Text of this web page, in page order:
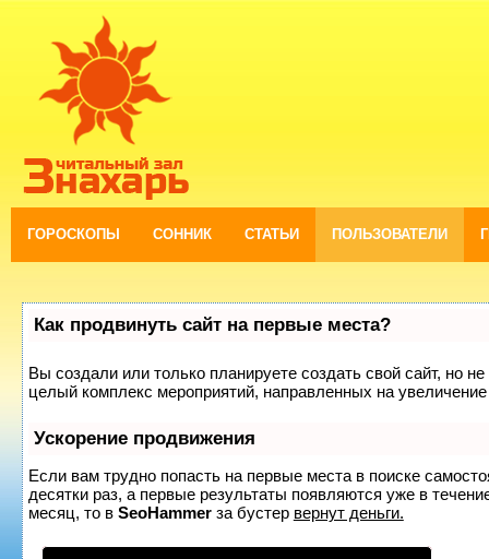
ГОРОСКОПЫ СОННИК СТАТЬИ ПОЛЬЗОВАТЕЛИ
Как продвинуть сайт на первые места?
Вы создали или только планируете создать свой сайт, но
целый комплекс мероприятий, направленных на
Ускорение продвижения
Если вам трудно попасть на первые места в поиске
десятки раз, а первые результаты появляются уже в
месяц, то в SeoHammerза бустер вернут деньги.